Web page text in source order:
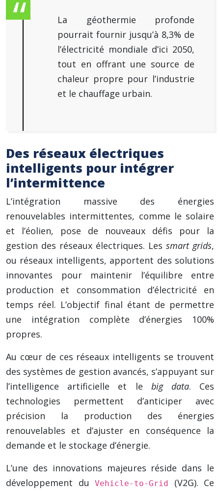
La géothermie profonde
pourrait fournir jusqu’à 8,3% de
l’électricité mondiale d’ici 2050,
tout en offrant une source de
chaleur propre pour l’industrie
et le chauffage urbain.
Des réseaux électriques
intelligents pour intégrer
l’intermittence
L’intégration massive des énergies
renouvelables intermittentes, comme le solaire
et l’éolien, pose de nouveaux défis pour la
gestion des réseaux électriques. Les smart grids,
ou réseaux intelligents, apportent des solutions
innovantes pour maintenir l’équilibre entre
production et consommation d’électricité en
temps réel. L’objectif final étant de permettre
une intégration complète d’énergies 100%
propres.
Au cœur de ces réseaux intelligents se trouvent
des systèmes de gestion avancés, s’appuyant sur
l’intelligence artificielle et le big data. Ces
technologies permettent d’anticiper avec
précision la production des énergies
renouvelables et d’ajuster en conséquence la
demande et le stockage d’énergie.
L’une des innovations majeures réside dans le
développement du
Vehicle-to-Grid (V2G). Ce